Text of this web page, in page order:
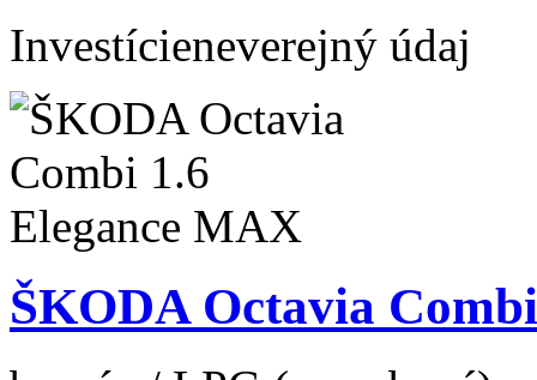
Investícieneverejný údaj
ŠKODA Octavia